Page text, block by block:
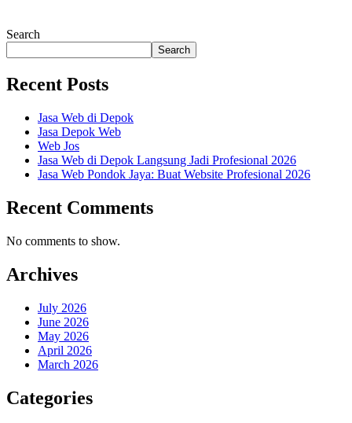
Search
Search
Recent Posts
Jasa Web di Depok
Jasa Depok Web
Web Jos
Jasa Web di Depok Langsung Jadi Profesional 2026
Jasa Web Pondok Jaya: Buat Website Profesional 2026
Recent Comments
No comments to show.
Archives
July 2026
June 2026
May 2026
April 2026
March 2026
Categories